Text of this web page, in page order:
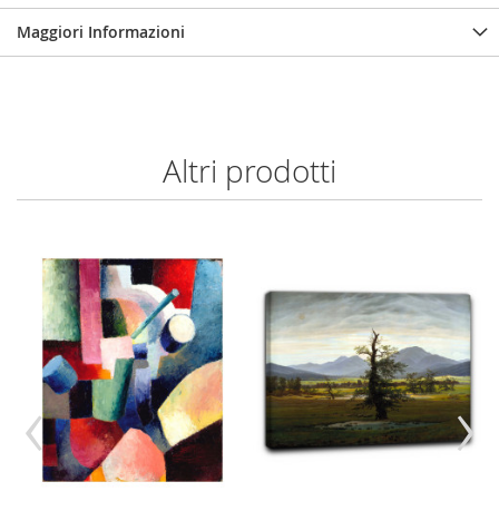
Maggiori Informazioni
Altri prodotti
‹ ›